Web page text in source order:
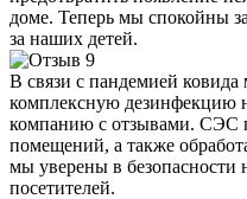
доме. Теперь мы спокойны
за наших детей.
В связи с пандемией
комплексную дезинфекцию
компанию с отзывами. СЭС
помещений, а также
мы уверены в безопасности
посетителей.